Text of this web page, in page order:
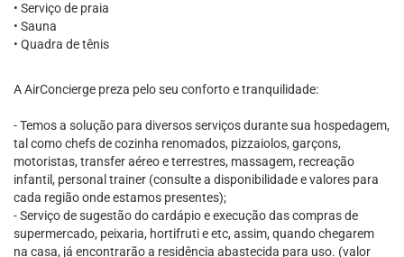
• Serviço de praia
• Sauna
• Quadra de tênis
A AirConcierge preza pelo seu conforto e tranquilidade:
- Temos a solução para diversos serviços durante sua hospedagem,
tal como chefs de cozinha renomados, pizzaiolos, garçons,
motoristas, transfer aéreo e terrestres, massagem, recreação
infantil, personal trainer (consulte a disponibilidade e valores para
cada região onde estamos presentes);
- Serviço de sugestão do cardápio e execução das compras de
supermercado, peixaria, hortifruti e etc, assim, quando chegarem
na casa, já encontrarão a residência abastecida para uso. (valor